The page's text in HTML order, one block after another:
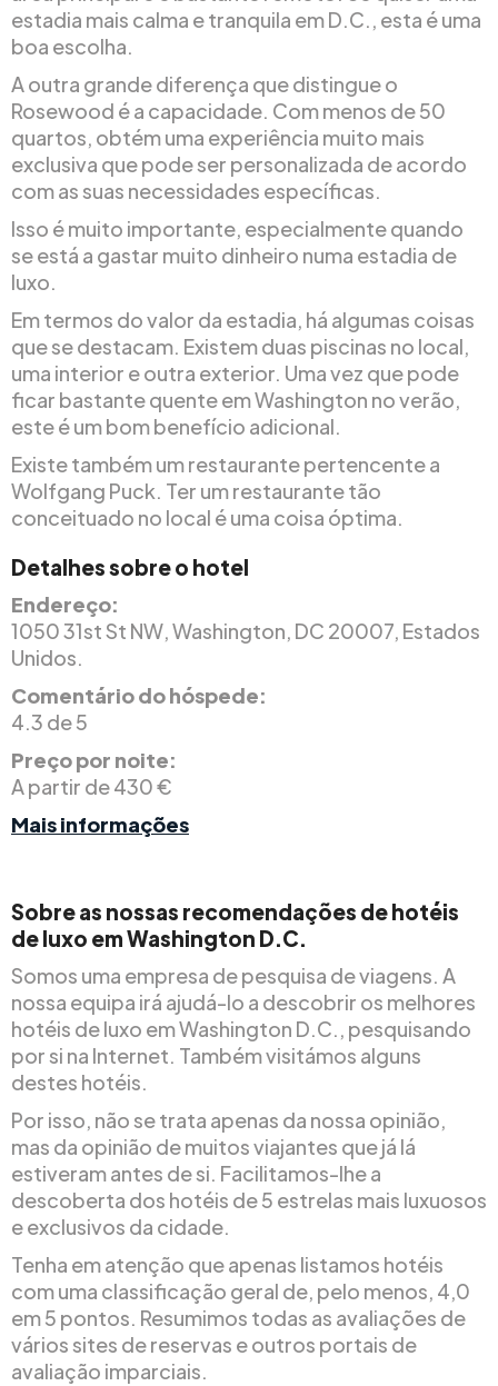
estadia mais calma e tranquila em D.C., esta é uma
boa escolha.
A outra grande diferença que distingue o
Rosewood é a capacidade. Com menos de 50
quartos, obtém uma experiência muito mais
exclusiva que pode ser personalizada de acordo
com as suas necessidades específicas.
Isso é muito importante, especialmente quando
se está a gastar muito dinheiro numa estadia de
luxo.
Em termos do valor da estadia, há algumas coisas
que se destacam. Existem duas piscinas no local,
uma interior e outra exterior. Uma vez que pode
ficar bastante quente em Washington no verão,
este é um bom benefício adicional.
Existe também um restaurante pertencente a
Wolfgang Puck. Ter um restaurante tão
conceituado no local é uma coisa óptima.
Detalhes sobre o hotel
Endereço:
1050 31st St NW, Washington, DC 20007, Estados
Unidos.
Comentário do hóspede:
4.3 de 5
Preço por noite:
A partir de 430 €
Mais informações
Sobre as nossas recomendações de hotéis
de luxo em Washington D.C.
Somos uma empresa de pesquisa de viagens. A
nossa equipa irá ajudá-lo a descobrir os melhores
hotéis de luxo em Washington D.C., pesquisando
por si na Internet. Também visitámos alguns
destes hotéis.
Por isso, não se trata apenas da nossa opinião,
mas da opinião de muitos viajantes que já lá
estiveram antes de si. Facilitamos-lhe a
descoberta dos hotéis de 5 estrelas mais luxuosos
e exclusivos da cidade.
Tenha em atenção que apenas listamos hotéis
com uma classificação geral de, pelo menos, 4,0
em 5 pontos. Resumimos todas as avaliações de
vários sites de reservas e outros portais de
avaliação imparciais.